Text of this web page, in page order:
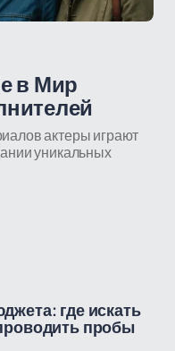
в Мир
актеры играют
уникальных
где искать
пробы